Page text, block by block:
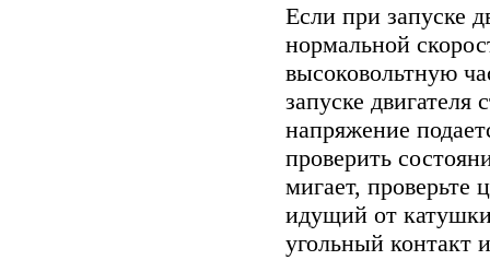
Если при запуске
нормальной
высоковольтную
запуске двигателя
напряжение
проверить
мигает, проверьте
идущий от
угольный контакт